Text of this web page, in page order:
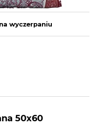
na wyczerpaniu
50x60